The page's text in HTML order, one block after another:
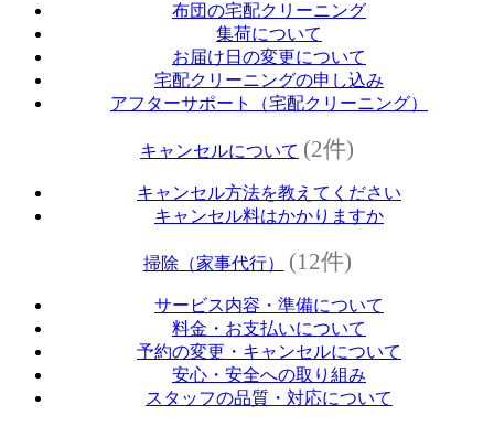
布団の宅配クリーニング
集荷について
お届け日の変更について
宅配クリーニングの申し込み
アフターサポート（宅配クリーニング）
キャンセルについて (2件)
キャンセル方法を教えてください
キャンセル料はかかりますか
掃除（家事代行） (12件)
サービス内容・準備について
料金・お支払いについて
予約の変更・キャンセルについて
安心・安全への取り組み
スタッフの品質・対応について